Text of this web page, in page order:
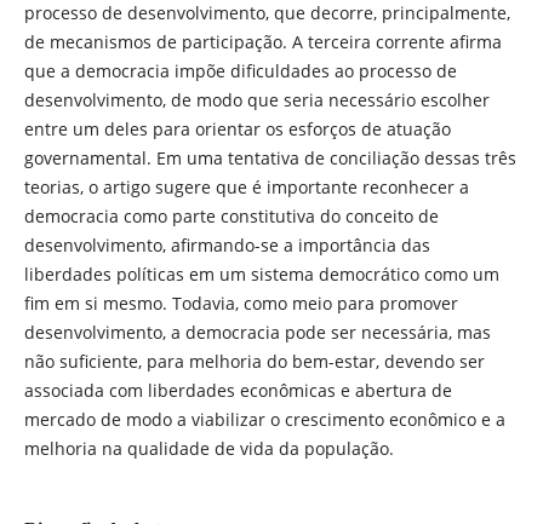
processo de desenvolvimento, que decorre, principalmente,
de mecanismos de participação. A terceira corrente afirma
que a democracia impõe dificuldades ao processo de
desenvolvimento, de modo que seria necessário escolher
entre um deles para orientar os esforços de atuação
governamental. Em uma tentativa de conciliação dessas três
teorias, o artigo sugere que é importante reconhecer a
democracia como parte constitutiva do conceito de
desenvolvimento, afirmando-se a importância das
liberdades políticas em um sistema democrático como um
fim em si mesmo. Todavia, como meio para promover
desenvolvimento, a democracia pode ser necessária, mas
não suficiente, para melhoria do bem-estar, devendo ser
associada com liberdades econômicas e abertura de
mercado de modo a viabilizar o crescimento econômico e a
melhoria na qualidade de vida da população.